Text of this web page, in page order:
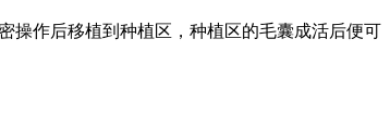
操作后移植到种植区，种植区的毛囊成活后便可